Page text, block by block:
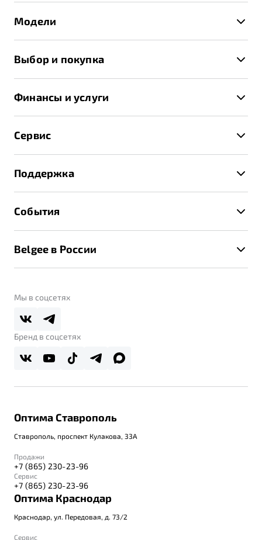
Модели
X70
Выбор и покупка
Записаться на тест-драйв
Получить предложение
Финансы и услуги
Страхование
Расчет КАСКО
Сервис
Техническое обслуживание
Калькулятор ТО
Поддержка
Помощь на дорогах
Belgee Линк
Belgee Плюс
Реферальная программа
События
Belgee в России
О дилерском центре
Правовая информация
Мы в соцсетях
Бренд в соцсетях
Оптима Ставрополь
Ставрополь, проспект Кулакова, 33А
Продажи
+7 (865) 230-23-96
Сервис
+7 (865) 230-23-96
Оптима Краснодар
Краснодар, ул. Передовая, д. 73/2
Сервис